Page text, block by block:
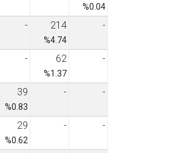
%0.04
- 214
%4.74
-
- 62
%1.37
-
39
%0.83
- -
29
%0.62
- -